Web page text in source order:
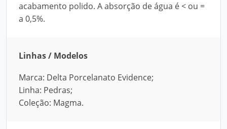
acabamento polido. A absorção de água é < ou =
a 0,5%.
Linhas / Modelos
Marca: Delta Porcelanato Evidence;
Linha: Pedras;
Coleção: Magma.